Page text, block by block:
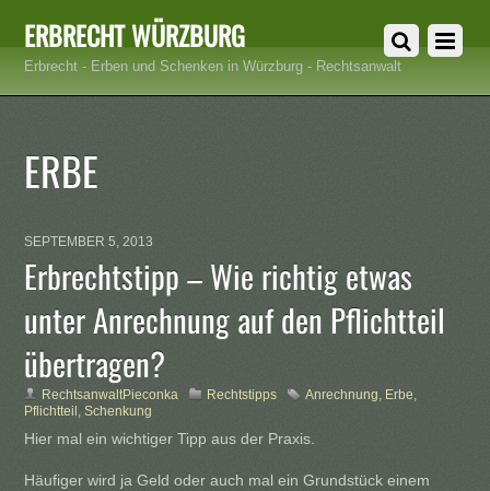
ERBRECHT WÜRZBURG
Erbrecht - Erben und Schenken in Würzburg - Rechtsanwalt
ERBE
SEPTEMBER 5, 2013
Erbrechtstipp – Wie richtig etwas
unter Anrechnung auf den Pflichtteil
übertragen?
RechtsanwaltPieconka Rechtstipps Anrechnung, Erbe,
Pflichtteil ,Schenkung
Hier mal ein wichtiger Tipp aus der Praxis.
Häufiger wird ja Geld oder auch mal ein Grundstück einem